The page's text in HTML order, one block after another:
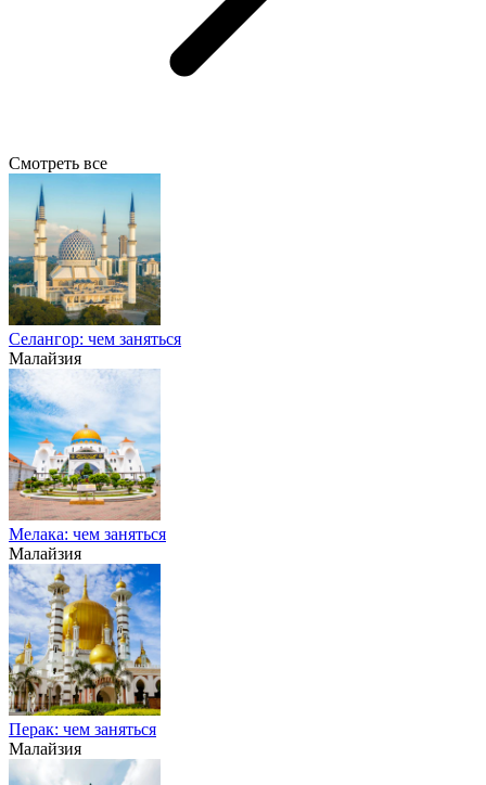
Смотреть все
Селангор: чем заняться
Малайзия
Мелака: чем заняться
Малайзия
Перак: чем заняться
Малайзия